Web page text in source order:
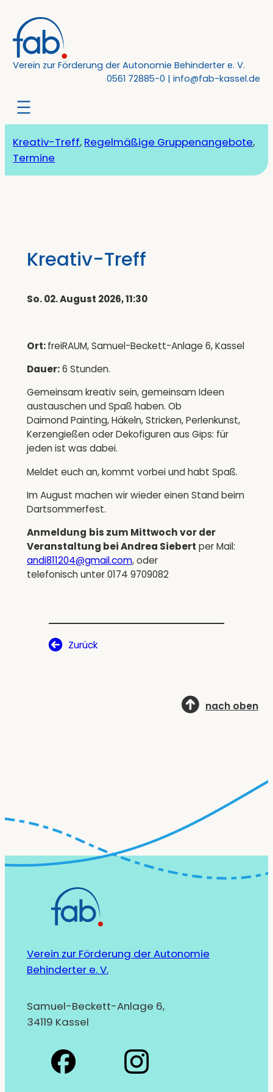
Inhalt
springen
Verein zur Förderung der Autonomie Behinderter e. V.
0561 72885-0 | info@fab-kassel.de
Kreativ-Treff, Regelmäßige Gruppenangebote
Termine
Kreativ-Treff
So. 02. August 2026, 11:30
Ort:freiRAUM, Samuel-Beckett-Anlage 6, Kassel
Dauer:6 Stunden.
Gemeinsam kreativ sein, gemeinsam Ideen
austauschen und Spaß haben. Ob
Daimond Painting, Häkeln, Stricken, Perlenkunst,
Kerzengießen oder Dekofiguren aus Gips: für
jeden ist was dabei.
Meldet euch an, kommt vorbei und habt Spaß.
Im August machen wir wieder einen Stand beim
Dartsommerfest.
Anmeldung bis zum Mittwoch vor der
Veranstaltung bei Andrea Siebert per Mail:
andi811204@gmail.com, oder
telefonisch unter 0174 9709082
Zurück
nach oben
Verein zur Förderung der Autonomie
Behinderter e. V.
Samuel-Beckett-Anlage 6,
34119 Kassel